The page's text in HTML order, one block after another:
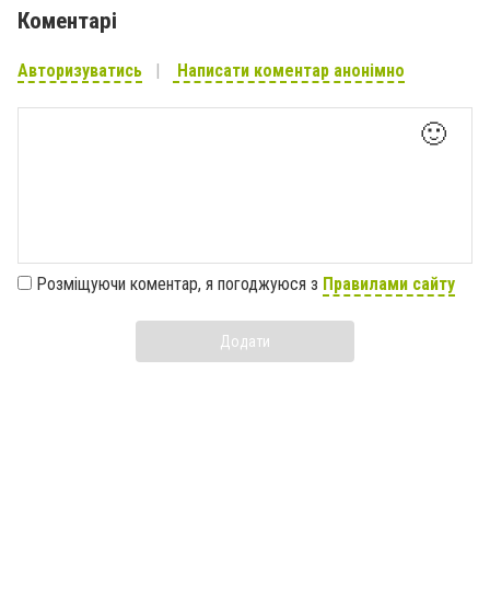
Коментарі
Авторизуватись Написати коментар анонімно
🙂
Розміщуючи коментар, я погоджуюся з Правилами сайту
Додати